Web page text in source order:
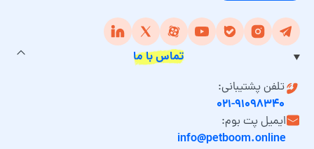
تماس با ما
تلفن پشتیبانی:
۰۲۱-۹۱۰۹۸۳۴۰
ایمیل پت بوم:
info@petboom.online